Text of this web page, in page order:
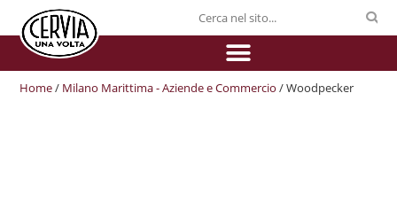
Home/ Milano Marittima - Aziende e Commercio / Woodpecker